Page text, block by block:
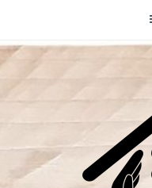
content